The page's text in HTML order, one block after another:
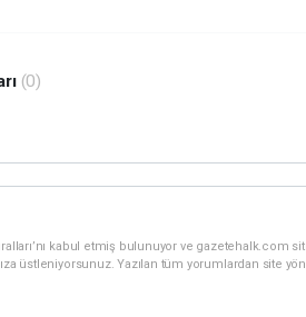
(0)
kabul etmiş bulunuyor ve gazetehalk.com
üstleniyorsunuz. Yazılan tüm yorumlardan site